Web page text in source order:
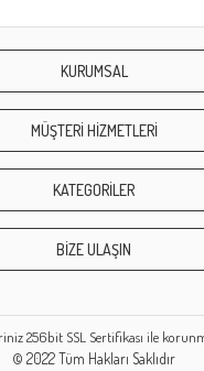
KURUMSAL
MÜŞTERİ HİZMETLERİ
KATEGORİLER
BİZE ULAŞIN
256bit SSL Sertifikası ile
© 2022Tüm Hakları Saklıdır